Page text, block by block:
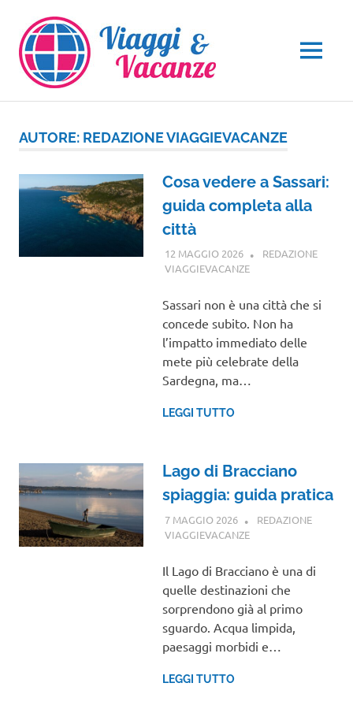
contenuto
MENU
AUTORE: REDAZIONE VIAGGIEVACANZE
Cosa vedere a Sassari:
guida completa alla
città
12 MAGGIO 2026
REDAZIONE
VIAGGIEVACANZESARDEGNA
Sassari non è una città che si
concede subito. Non ha
l’impatto immediato delle
mete più celebrate della
Sardegna, ma…
LEGGI TUTTO
Lago di Bracciano
spiaggia: guida pratica
7 MAGGIO 2026
REDAZIONE
VIAGGIEVACANZEGUIDE
Il Lago di Bracciano è una di
quelle destinazioni che
sorprendono già al primo
sguardo. Acqua limpida,
paesaggi morbidi e…
LEGGI TUTTO